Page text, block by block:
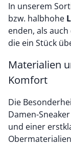
In unserem
bzw. halbhohe
enden, als
die ein Stück
Materialien
Komfort
Die
Damen-
und einer